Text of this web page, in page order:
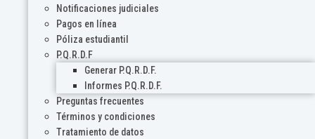
Notificaciones judiciales
Pagos en línea
Póliza estudiantil
P.Q.R.D.F
Generar P.Q.R.D.F.
Informes P.Q.R.D.F.
Preguntas frecuentes
Términos y condiciones
Tratamiento de datos